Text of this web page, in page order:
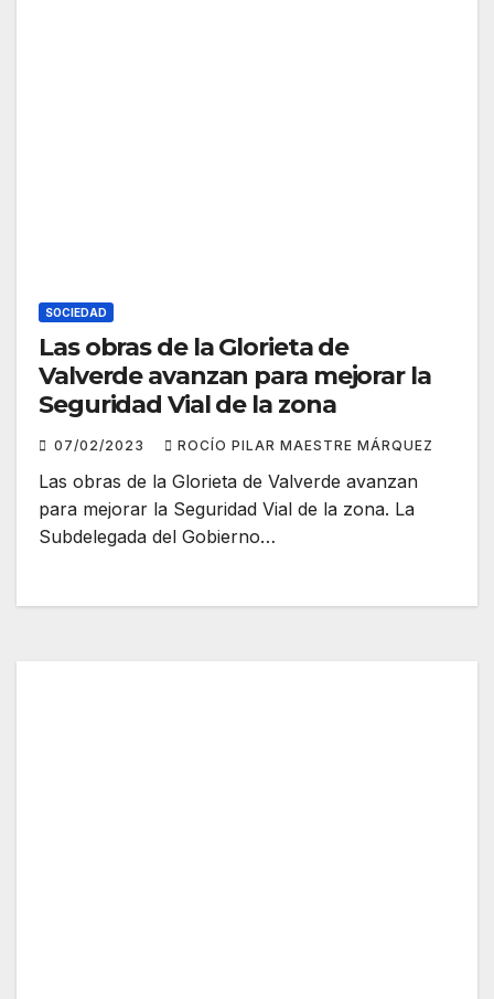
SOCIEDAD
Las obras de la Glorieta de
Valverde avanzan para mejorar la
Seguridad Vial de la zona
07/02/2023 ROCÍO PILAR MAESTRE MÁRQUEZ
Las obras de la Glorieta de Valverde avanzan
para mejorar la Seguridad Vial de la zona. La
Subdelegada del Gobierno…